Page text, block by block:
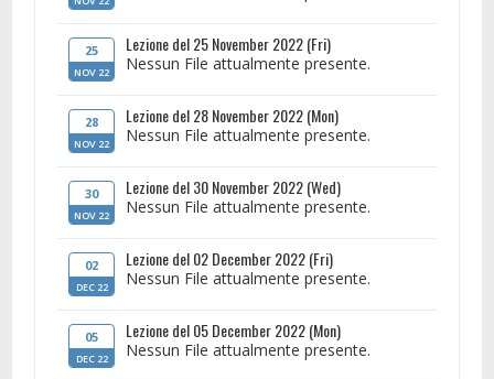
25
NOV 22
Lezione del 25 November 2022 (Fri)
Nessun File attualmente presente.
28
NOV 22
Lezione del 28 November 2022 (Mon)
Nessun File attualmente presente.
30
NOV 22
Lezione del 30 November 2022 (Wed)
Nessun File attualmente presente.
02
DEC 22
Lezione del 02 December 2022 (Fri)
Nessun File attualmente presente.
05
DEC 22
Lezione del 05 December 2022 (Mon)
Nessun File attualmente presente.